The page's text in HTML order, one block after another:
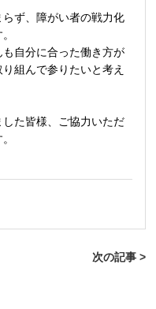
ず、障がい者の戦力化
自分に合った働き方が
組んで参りたいと考え
た皆様、ご協力いただ
次の記事 >